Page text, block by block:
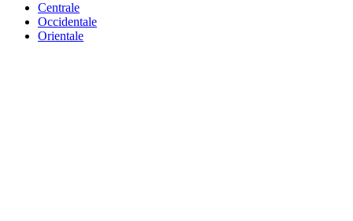
Centrale
Occidentale
Orientale